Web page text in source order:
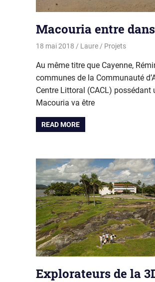
Macouria entre
18 mai 2018 Laure Projets
Au même titre que Cayenne,
communes de la Communauté
Centre Littoral (CACL) possédant
Macouria va être
READ MORE
Explorateurs de la